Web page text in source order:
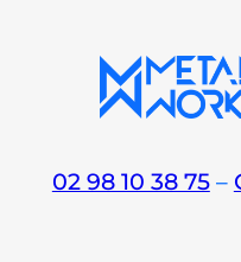
contenu
02 98 10 38 75–